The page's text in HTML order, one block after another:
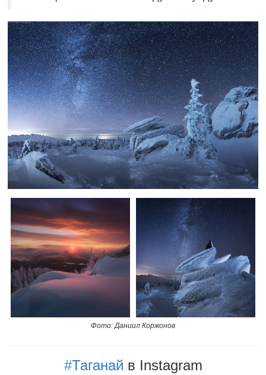
Фото: Даниил Коржонов
#Таганай в Instagram